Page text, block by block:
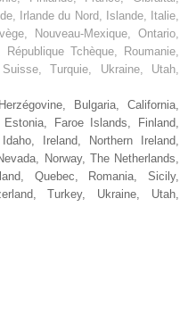
Irlande du Nord, Islande, Italie,
Nouveau-Mexique, Ontario,
Tchèque, Roumanie,
Turquie, Ukraine, Utah,
Bulgaria, California,
Estonia, Faroe Islands,
Finland,
Ireland, Northern Ireland,
Norway, The Netherlands,
Quebec, Romania, Sicily,
Turkey, Ukraine, Utah,